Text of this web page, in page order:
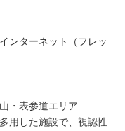
ターネット（フレッ
・表参道エリア
用した施設で、視認性